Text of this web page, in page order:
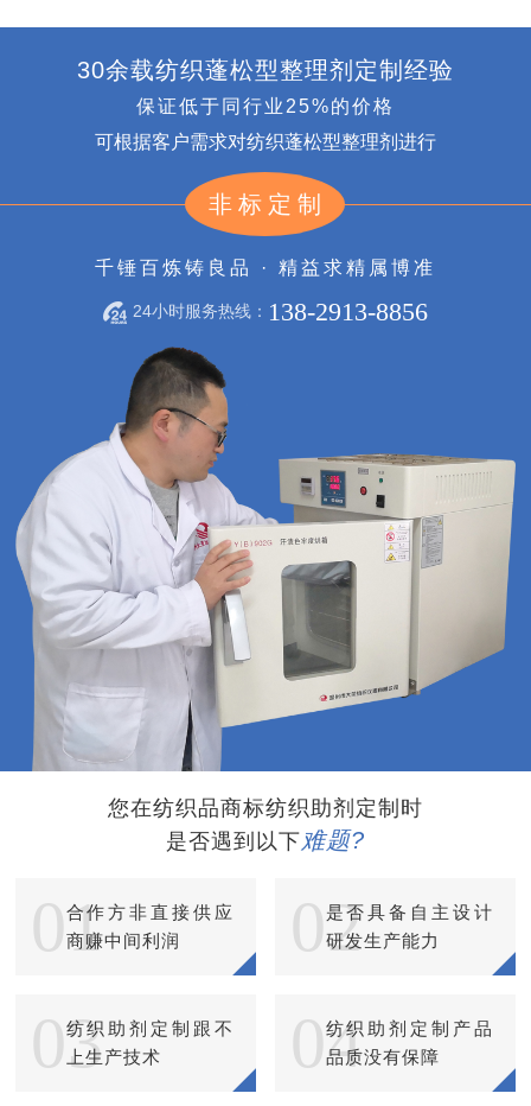
30余载纺织蓬松型整理剂定制经验
保证低于同行业25%的价格
可根据客户需求对纺织蓬松型整理剂进行
非标定制
千锤百炼铸良品 · 精益求精属博准
24小时服务热线： 138-2913-8856
您在纺织品商标纺织助剂定制时
是否遇到以下难题?
01
合作方非直接供应
商赚中间利润
02是否具备自主设计
研发生产能力
03
纺织助剂定制跟不
上生产技术
04
纺织助剂定制产品
品质没有保障